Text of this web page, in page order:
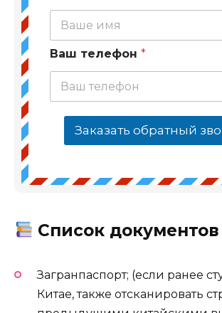
Ваш телефон *
Заказать обратный
Список документов
Загранпаспорт; (если ранее
Китае, также отсканировать